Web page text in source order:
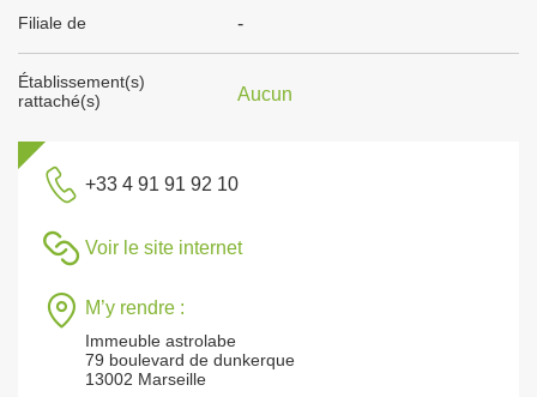
Filiale de -
Établissement(s)
rattaché(s)
Aucun
+33 4 91 91 92 10
Voir le site internet
M’y rendre :
Immeuble astrolabe
79 boulevard de dunkerque
13002 Marseille